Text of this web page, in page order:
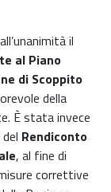
il
al Piano
di Scoppito
della
È stata invece
Rendiconto
, al fine di
correttive